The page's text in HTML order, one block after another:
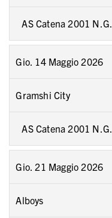
AS Catena 2001 N.G.
Gio. 14 Maggio 2026
Gramshi City
AS Catena 2001 N.G.
Gio. 21 Maggio 2026
Alboys